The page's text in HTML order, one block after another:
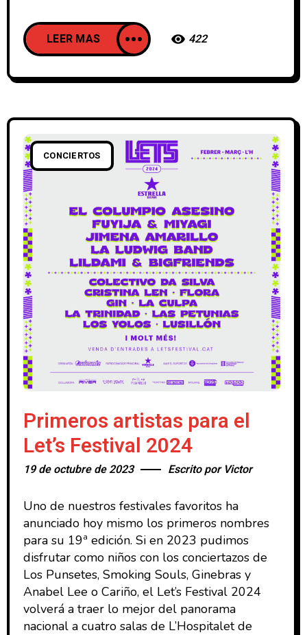
LEER MAS 422
CONCIERTOS
Primeros artistas para el
Let’s Festival 2024
19 de octubre de 2023 Escrito por Victor
Uno de nuestros festivales favoritos ha
anunciado hoy mismo los primeros nombres
para su 19ª edición. Si en 2023 pudimos
disfrutar como niños con los conciertazos de
Los Punsetes, Smoking Souls, Ginebras y
Anabel Lee o Cariño, el Let’s Festival 2024
volverá a traer lo mejor del panorama
nacional a cuatro salas de L’Hospitalet de